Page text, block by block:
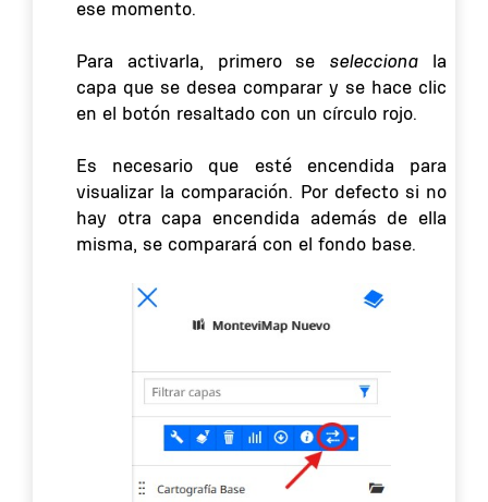
ese momento.
Para activarla, primero se seleccionala
capa que se desea comparar y se hace clic
en el botón resaltado con un círculo rojo.
Es necesario que esté encendida para
visualizar la comparación. Por defecto si no
hay otra capa encendida además de ella
misma, se comparará con el fondo base.